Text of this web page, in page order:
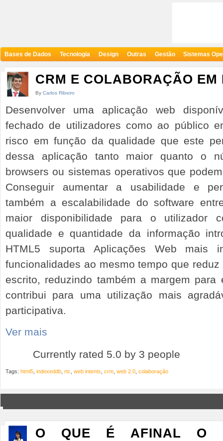
Bases de Dados Tecnologia Design Outras Gestão Sistemas
CRM E COLABORAÇÃO EM
By Carlos Ribeiro
Desenvolver uma aplicação web
fechado de utilizadores como ao público
risco em função da qualidade que este
dessa aplicação tanto maior quanto o
browsers ou sistemas operativos que
Conseguir aumentar a usabilidade e
também a escalabilidade do software
maior disponibilidade para o utilizador
qualidade e quantidade da informação
HTML5 suporta Aplicações Web mais
funcionalidades ao mesmo tempo que
escrito, reduzindo também a margem
contribui para uma utilização mais
participativa.
Ver mais
Currently rated 5.0 by 3 people
Tags: html5 indexeddb rtc web intents crm web 2.0 colaboração
O QUE É AFINAL O